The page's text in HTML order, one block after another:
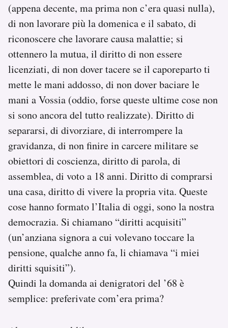
(appena decente, ma prima non c’era quasi nulla),
di non lavorare più la domenica e il sabato, di
riconoscere che lavorare causa malattie; si
ottennero la mutua, il diritto di non essere
licenziati, di non dover tacere se il caporeparto ti
mette le mani addosso, di non dover baciare le
mani a Vossia (oddio, forse queste ultime cose non
si sono ancora del tutto realizzate). Diritto di
separarsi, di divorziare, di interrompere la
gravidanza, di non finire in carcere militare se
obiettori di coscienza, diritto di parola, di
assemblea, di voto a 18 anni. Diritto di comprarsi
una casa, diritto di vivere la propria vita. Queste
cose hanno formato l’Italia di oggi, sono la nostra
democrazia. Si chiamano “diritti acquisiti”
(un’anziana signora a cui volevano toccare la
pensione, qualche anno fa, li chiamava “i miei
diritti squisiti”).
Quindi la domanda ai denigratori del ’68 è
semplice: preferivate com’era prima?